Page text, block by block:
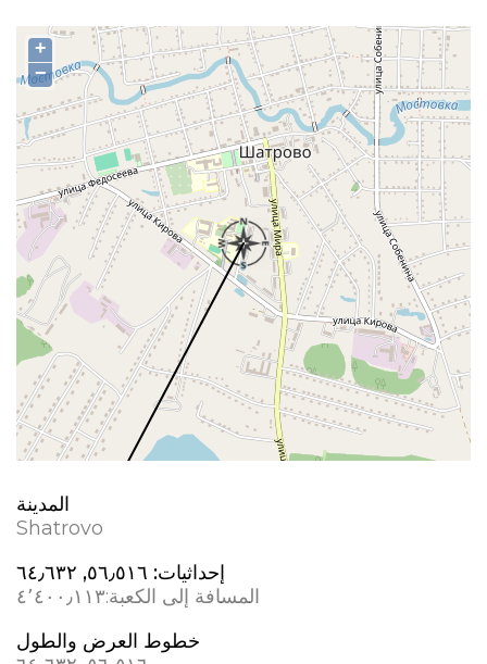
+
−
المدينة
Shatrovo
إحداثيات: ٥٦٫٥١٦, ٦٤٫٦٣٢
المسافة إلى الكعبة:٤٬٤٠٠٫١١٣
خطوط العرض والطول